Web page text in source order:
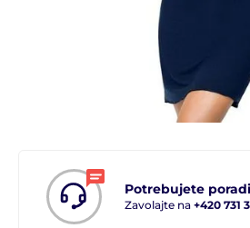
Potrebujete
Zavolajte na +420 731